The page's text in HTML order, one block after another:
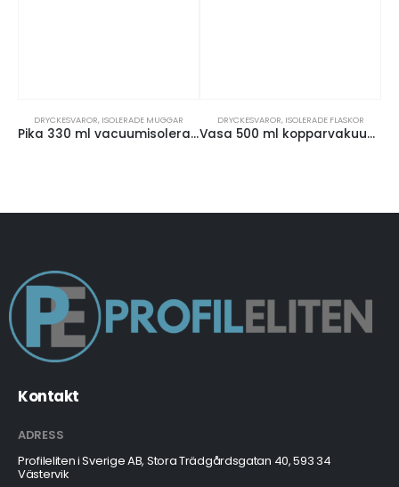
DRYCKESVAROR, ISOLERADE MUGGAR
Pika 330 ml vacuumisolerad mugg
DRYCKESVAROR, ISOLERADE FLASKOR
Vasa 500 ml kopparvakuumisolerade flaska med träutseende
Kontakt
ADRESS
Profileliten i Sverige AB, Stora Trädgårdsgatan 40, 593 34
Västervik